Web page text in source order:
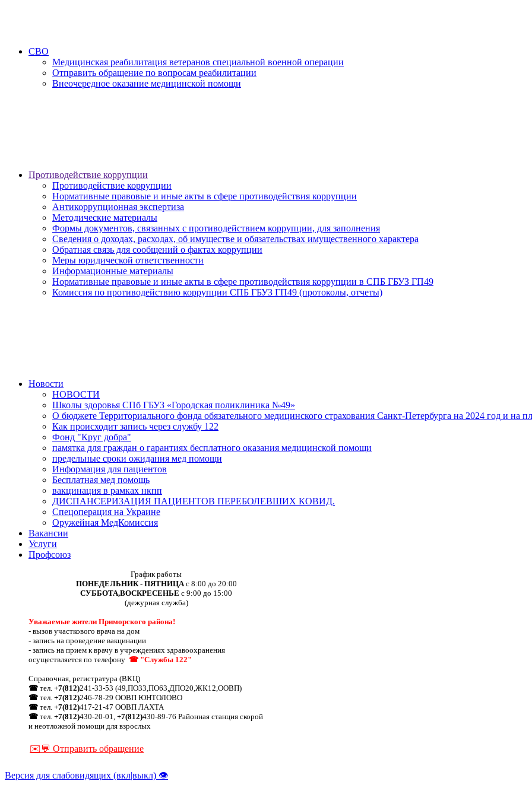
СВО
Медицинская реабилитация ветеранов специальной военной операции
Отправить обращение по вопросам реабилитации
Внеочередное оказание медицинской помощи
Противодействие коррупции
Противодействие коррупции
Нормативные правовые и иные акты в сфере противодействия коррупции
Антикоррупционная экспертиза
Методические материалы
Формы документов, связанных с противодействием коррупции, для заполнения
Сведения о доходах, расходах, об имуществе и обязательствах имущественного характера
Обратная связь для сообщений о фактах коррупции
Меры юридической ответственности
Информационные материалы
Нормативные правовые и иные акты в сфере противодействия коррупции в СПБ ГБУЗ ГП49
Комиссия по противодействию коррупции СПБ ГБУЗ ГП49 (протоколы, отчеты)
Новости
НОВОСТИ
Школы здоровья СПб ГБУЗ «Городская поликлиника №49»
О бюджете Территориального фонда обязательного медицинского страхования Санкт-Петербурга на 2024 год и на
Как происходит запись через службу 122
Фонд "Круг добра"
памятка для граждан о гарантиях бесплатного оказания медицинской помощи
предельные сроки ожидания мед помощи
Информация для пациентов
Бесплатная мед помощь
вакцинация в рамках нкпп
ДИСПАНСЕРИЗАЦИЯ ПАЦИЕНТОВ ПЕРЕБОЛЕВШИХ КОВИД.
Спецоперация на Украине
Оружейная МедКомиссия
Вакансии
Услуги
Профсоюз
График работы
ПОНЕДЕЛЬНИК - ПЯТНИЦА с 8:00 до 20:00
СУББОТА,ВОСКРЕСЕНЬЕ с 9:00 до 15:00
(дежурная служба)
Уважаемые жители Приморского района!
- вызов участкового врача на дом
- запись на проведение вакцинации
- запись на прием к врачу в учреждениях здравоохранения
осуществляется по телефону ☎ "Службы 122"
Справочная, регистратура (ВКЦ)
☎ тел. +7(812)241-33-53 (49,ПО33,ПО63,ДПО20,ЖК12,ООВП)
☎ тел. +7(812)246-78-29 ООВП ЮНТОЛОВО
☎ тел. +7(812)417-21-47 ООВП ЛАХТА
☎ тел. +7(812)430-20-01, +7(812)430-89-76 Районная станция скорой
и неотложной помощи для взрослых
✉️💬 Отправить обращение
Версия для слабовидящих (вкл|выкл) 👁